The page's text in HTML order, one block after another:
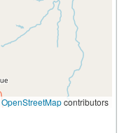
OpenStreetMapcontributors